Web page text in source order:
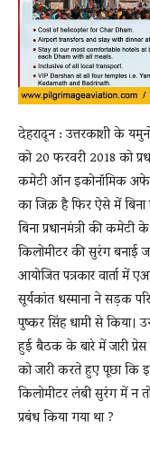
देहरादून : उत्तरकाशी के
को 20 फरवरी 2018 को
कमेटी ऑन इकोनॉमिक
का जिक्र है फिर ऐसे में
बिना प्रधानमंत्री की
किलोमीटर की सुरंग बनाई
आयोजित पत्रकार वार्ता में
सूर्यकांत धस्माना ने सड़क
पुष्कर सिंह धामी से किया।
हुई बैठक के बारे में जारी प्रेस
को जारी करते हुए पूछा कि
किलोमीटर लंबी सुरंग में न
प्रबंध किया गया था ?